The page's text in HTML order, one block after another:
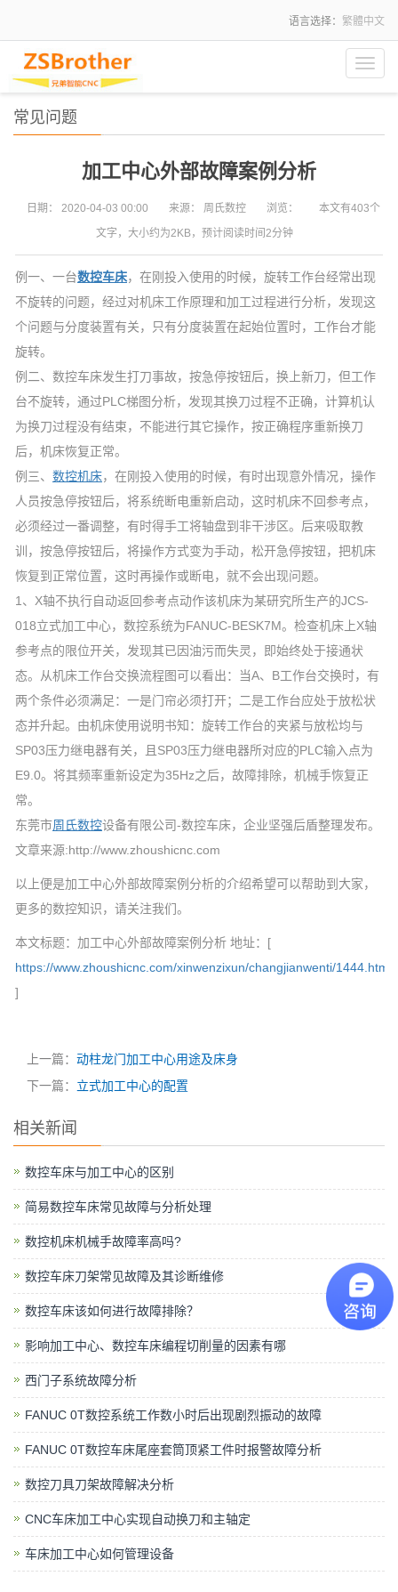
语言选择： 繁體中文
常见问题
加工中心外部故障案例分析
日期： 2020-04-03 00:00 来源： 周氏数控 浏览：
本文有403个
文字，大小约为2KB，预计阅读时间2分钟
例一、一台数控车床，在刚投入使用的时候，旋转工作台经常出现
不旋转的问题，经过对机床工作原理和加工过程进行分析，发现这
个问题与分度装置有关，只有分度装置在起始位置时，工作台才能
旋转。
例二、数控车床发生打刀事故，按急停按钮后，换上新刀，但工作
台不旋转，通过PLC梯图分析，发现其换刀过程不正确，计算机认
为换刀过程没有结束，不能进行其它操作，按正确程序重新换刀
后，机床恢复正常。
例三、 数控机床，在刚投入使用的时候，有时出现意外情况，操作
人员按急停按钮后，将系统断电重新启动，这时机床不回参考点，
必须经过一番调整，有时得手工将轴盘到非干涉区。后来吸取教
训，按急停按钮后，将操作方式变为手动，松开急停按钮，把机床
恢复到正常位置，这时再操作或断电，就不会出现问题。
1、X轴不执行自动返回参考点动作该机床为某研究所生产的JCS-
018立式加工中心，数控系统为FANUC-BESK7M。检查机床上X轴
参考点的限位开关，发现其已因油污而失灵，即始终处于接通状
态。从机床工作台交换流程图可以看出：当A、B工作台交换时，有
两个条件必须满足：一是门帘必须打开；二是工作台应处于放松状
态并升起。由机床使用说明书知：旋转工作台的夹紧与放松均与
SP03压力继电器有关，且SP03压力继电器所对应的PLC输入点为
E9.0。将其频率重新设定为35Hz之后，故障排除，机械手恢复正
常。
东莞市周氏数控设备有限公司-数控车床，企业坚强后盾整理发布。
文章来源:http://www.zhoushicnc.com
以上便是加工中心外部故障案例分析的介绍希望可以帮助到大家，
更多的数控知识，请关注我们。
本文标题：加工中心外部故障案例分析 地址：[
https://www.zhoushicnc.com/xinwenzixun/changjianwenti/1444.html
]
上一篇： 动柱龙门加工中心用途及床身
下一篇： 立式加工中心的配置
相关新闻
数控车床与加工中心的区别
简易数控车床常见故障与分析处理
数控机床机械手故障率高吗?
数控车床刀架常见故障及其诊断维修
数控车床该如何进行故障排除？
影响加工中心、数控车床编程切削量的因素有哪
西门子系统故障分析
FANUC 0T数控系统工作数小时后出现剧烈振动的故障
FANUC 0T数控车床尾座套筒顶紧工件时报警故障分析
数控刀具刀架故障解决分析
CNC车床加工中心实现自动换刀和主轴定
车床加工中心如何管理设备